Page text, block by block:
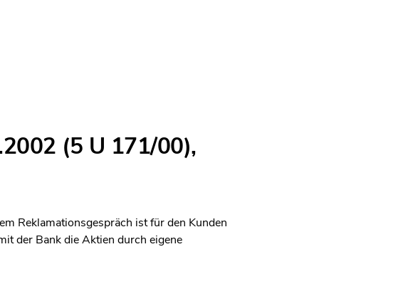
(5 U 171/00),
Reklamationsgespräch ist für den Kunden
der Bank die Aktien durch eigene